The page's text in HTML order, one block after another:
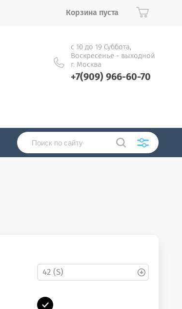
Корзина пуста
с 10 до 19 Суббота,
Воскресенье - выходной
г. Москва
+7(909) 966-60-70